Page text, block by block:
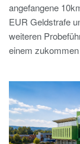
angefangene
EUR Geldstrafe
weiteren
einem